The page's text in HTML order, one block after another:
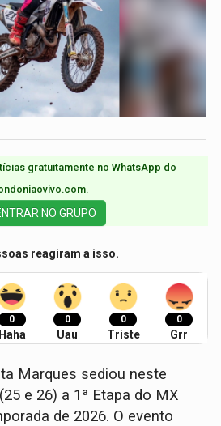
gratuitamente no WhatsApp do
NO GRUPO
reagiram a isso.
0
Haha
0
Uau
0
Triste
0
Grr
Marques sediou neste
e 26) a 1ª Etapa do MX
de 2026. O evento